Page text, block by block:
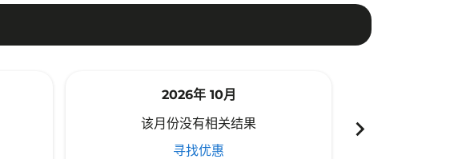
2026年 10月
该月份没有相关结果
寻找优惠
chevron_right